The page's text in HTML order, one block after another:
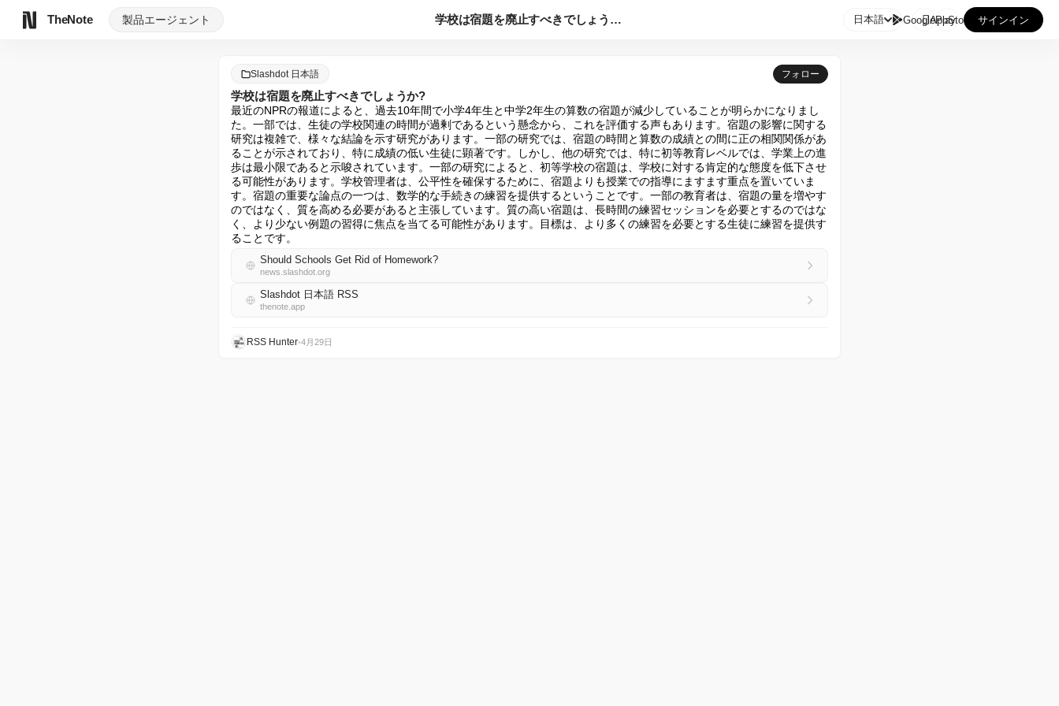
TheNote 製品エージェント 学校は宿題を廃止すべきでしょうか? 日本語 GooglePlay
AppStore サインイン
Slashdot 日本語 フォロー
学校は宿題を廃止すべきでしょうか?
最近のNPRの報道によると、過去10年間で小学4年生と中学2年生の算数の宿題が減少していることが明らかになりまし
た。一部では、生徒の学校関連の時間が過剰であるという懸念から、これを評価する声もあります。宿題の影響に関する
研究は複雑で、様々な結論を示す研究があります。一部の研究では、宿題の時間と算数の成績との間に正の相関関係があ
ることが示されており、特に成績の低い生徒に顕著です。しかし、他の研究では、特に初等教育レベルでは、学業上の進
歩は最小限であると示唆されています。一部の研究によると、初等学校の宿題は、学校に対する肯定的な態度を低下させ
る可能性があります。学校管理者は、公平性を確保するために、宿題よりも授業での指導にますます重点を置いていま
す。宿題の重要な論点の一つは、数学的な手続きの練習を提供するということです。一部の教育者は、宿題の量を増やす
のではなく、質を高める必要があると主張しています。質の高い宿題は、長時間の練習セッションを必要とするのではな
く、より少ない例題の習得に焦点を当てる可能性があります。目標は、より多くの練習を必要とする生徒に練習を提供す
ることです。
Should Schools Get Rid of Homework?
news.slashdot.org
Slashdot 日本語 RSS
thenote.app
RSS Hunter•4月29日